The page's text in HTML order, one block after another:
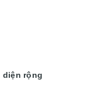
diện rộng